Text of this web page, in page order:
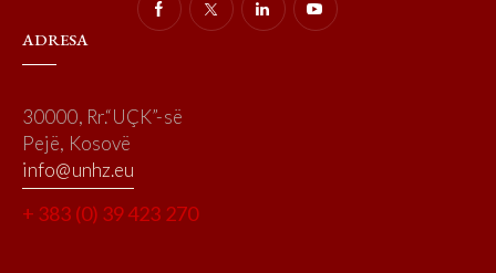
ADRESA
30000, Rr.“UÇK”-së
Pejë, Kosovë
info@unhz.eu
+ 383 (0) 39 423 270